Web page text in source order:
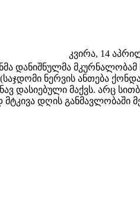
კვირა, 14
დანიშნულმა
ნერვის ანთება
დასიებული მაქვს. არც
დღის განმავლობაში